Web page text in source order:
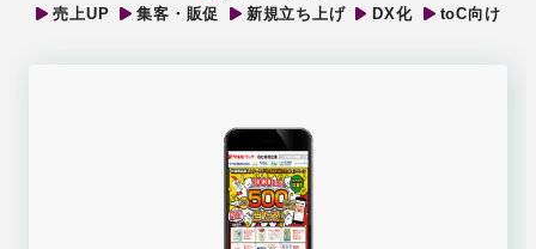
売上UP
集客・販促 新規立ち上げ DX化 toC向け